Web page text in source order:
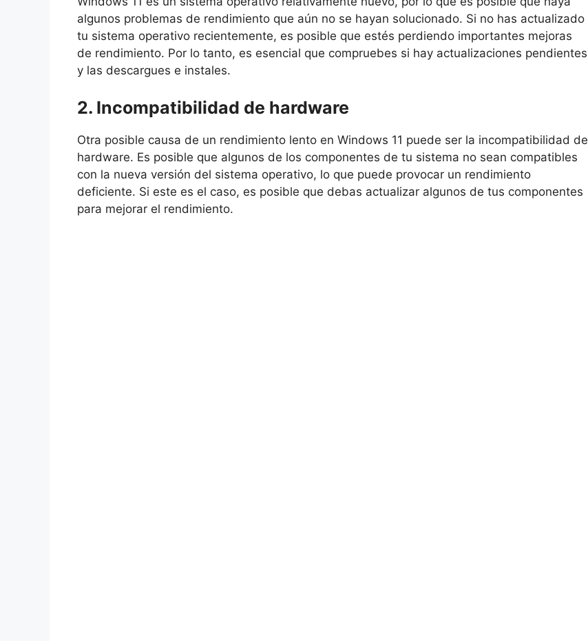
algunos problemas de rendimiento que aún no se hayan solucionado. Si no has actualizado
tu sistema operativo recientemente, es posible que estés perdiendo importantes mejoras
de rendimiento. Por lo tanto, es esencial que compruebes si hay actualizaciones pendientes
y las descargues e instales.
2. Incompatibilidad de hardware
Otra posible causa de un rendimiento lento en Windows 11 puede ser la incompatibilidad de
hardware. Es posible que algunos de los componentes de tu sistema no sean compatibles
con la nueva versión del sistema operativo, lo que puede provocar un rendimiento
deficiente. Si este es el caso, es posible que debas actualizar algunos de tus componentes
para mejorar el rendimiento.